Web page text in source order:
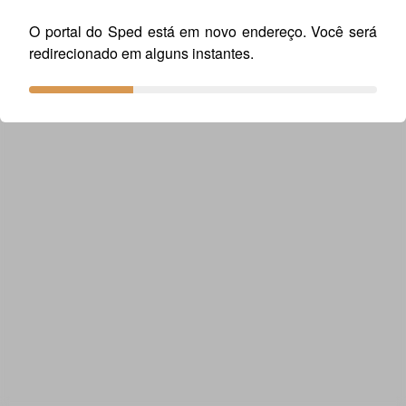
O portal do Sped está em novo endereço. Você será
redirecionado em alguns instantes.